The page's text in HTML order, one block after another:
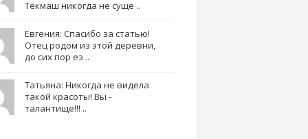
Текмаш никогда не суще ..
Евгения: Спасибо за статью!
Отец родом из этой деревни,
до сих пор ез ..
Татьяна: Никогда не видела
такой красоты! Вы -
талантище!!! ..